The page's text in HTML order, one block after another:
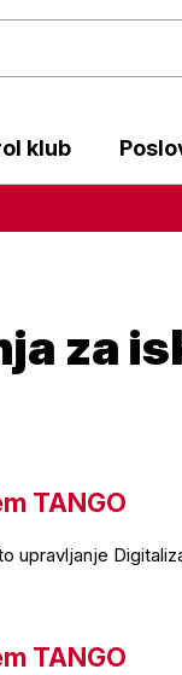
klub
za
TANGO
upravljanje
TANGO